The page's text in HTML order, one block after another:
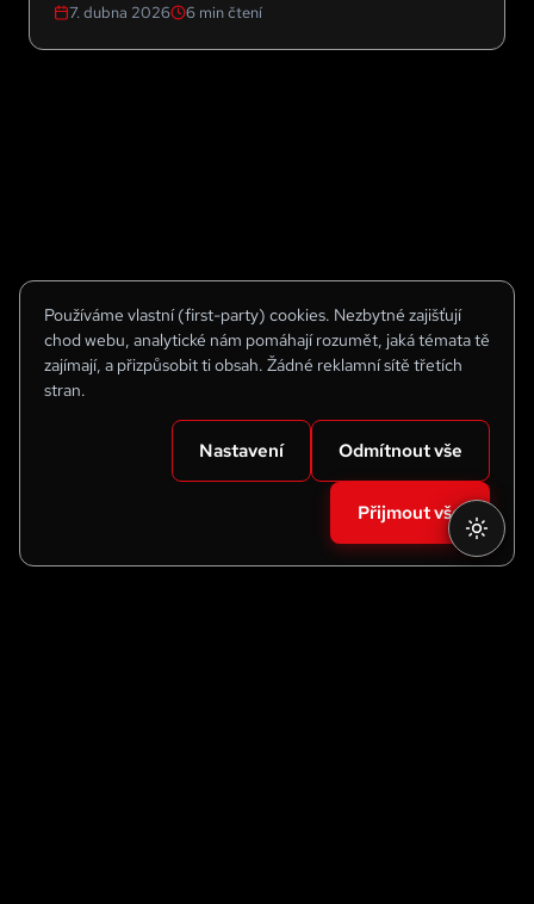
Používáme vlastní (first-party) cookies. Nezbytné zajišťují
chod webu, analytické nám pomáhají rozumět, jaká témata tě
zajímají, a přizpůsobit ti obsah. Žádné reklamní sítě třetích
stran.
Nastavení Odmítnout vše
Přijmout vše
konkrétním pomocníkem pro miliony seniorů po
celém světě.
7. dubna 2026 6 min čtení